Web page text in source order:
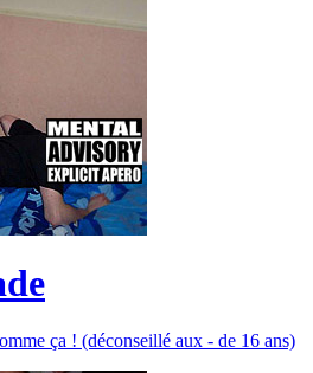
ça ! (déconseillé aux - de 16 ans)